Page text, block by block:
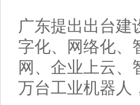
广东提出出台建
字化、网络化、
网、企业上云、
万台工业机器人